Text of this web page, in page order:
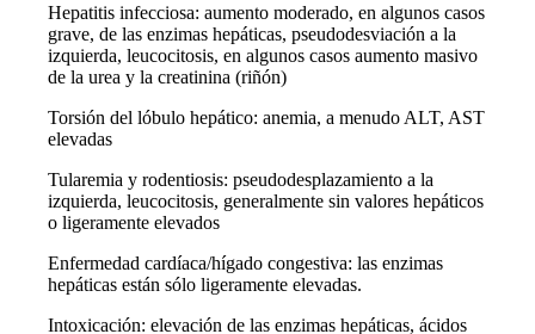
Hepatitis infecciosa: aumento moderado, en algunos casos
grave, de las enzimas hepáticas, pseudodesviación a la
izquierda, leucocitosis, en algunos casos aumento masivo
de la urea y la creatinina (riñón)
Torsión del lóbulo hepático: anemia, a menudo ALT, AST
elevadas
Tularemia y rodentiosis: pseudodesplazamiento a la
izquierda, leucocitosis, generalmente sin valores hepáticos
o ligeramente elevados
Enfermedad cardíaca/hígado congestiva: las enzimas
hepáticas están sólo ligeramente elevadas.
Intoxicación: elevación de las enzimas hepáticas, ácidos